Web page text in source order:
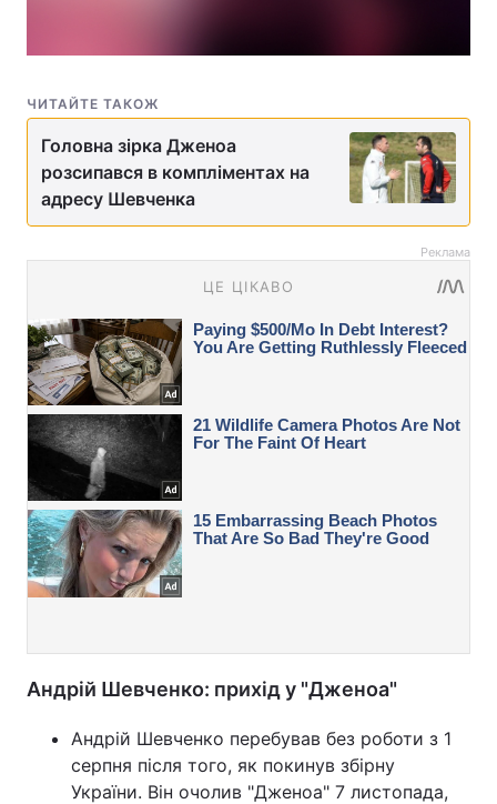
ЧИТАЙТЕ ТАКОЖ
Головна зірка Дженоа
розсипався в компліментах на
адресу Шевченка
Реклама
Андрій Шевченко: прихід у "Дженоа"
Андрій Шевченко перебував без роботи з 1
серпня після того, як покинув збірну
України. Він очолив "Дженоа" 7 листопада,